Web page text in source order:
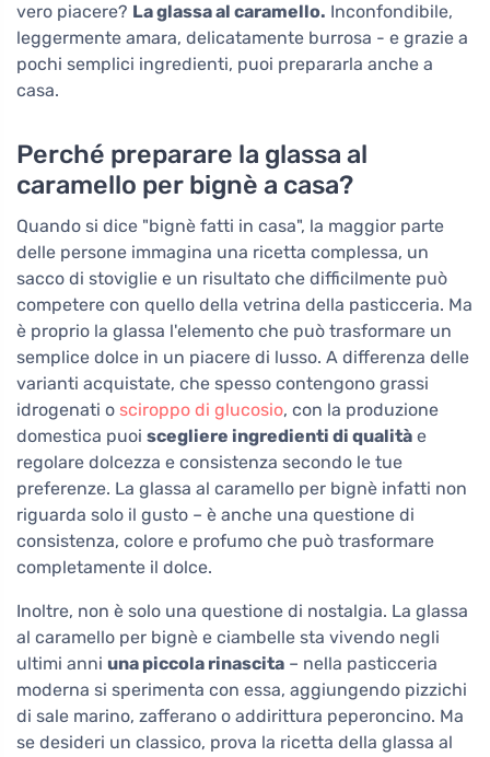
vero piacere? La glassa al caramello. Inconfondibile,
leggermente amara, delicatamente burrosa - e grazie a
pochi semplici ingredienti, puoi prepararla anche a
casa.
Perché preparare la glassa al
caramello per bignè a casa?
Quando si dice "bignè fatti in casa", la maggior parte
delle persone immagina una ricetta complessa, un
sacco di stoviglie e un risultato che difficilmente può
competere con quello della vetrina della pasticceria. Ma
è proprio la glassa l'elemento che può trasformare un
semplice dolce in un piacere di lusso. A differenza delle
varianti acquistate, che spesso contengono grassi
idrogenati o sciroppo di glucosio, con la produzione
domestica puoi scegliere ingredienti di qualità e
regolare dolcezza e consistenza secondo le tue
preferenze. La glassa al caramello per bignè infatti non
riguarda solo il gusto – è anche una questione di
consistenza, colore e profumo che può trasformare
completamente il dolce.
Inoltre, non è solo una questione di nostalgia. La glassa
al caramello per bignè e ciambelle sta vivendo negli
ultimi anni una piccola rinascita – nella pasticceria
moderna si sperimenta con essa, aggiungendo pizzichi
di sale marino, zafferano o addirittura peperoncino. Ma
se desideri un classico, prova la ricetta della glassa al